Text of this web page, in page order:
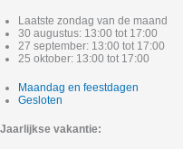
Laatste zondag van de maand
30 augustus: 13:00 tot 17:00
27 september: 13:00 tot 17:00
25 oktober: 13:00 tot 17:00
Maandag en feestdagen
Gesloten
Jaarlijkse vakantie: